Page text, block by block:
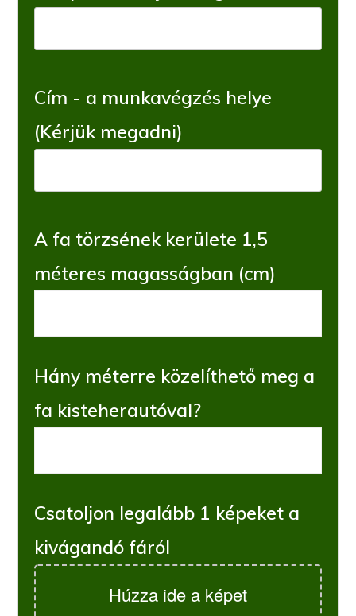
Cím - a munkavégzés helye
(Kérjük megadni)
A fa törzsének kerülete 1,5
méteres magasságban (cm)
Hány méterre közelíthető meg a
fa kisteherautóval?
Csatoljon legalább 1 képeket a
kivágandó fáról
Húzza ide a képet